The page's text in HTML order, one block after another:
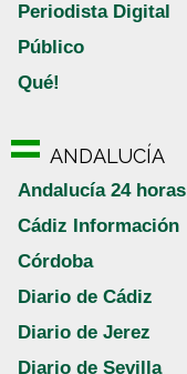
Periodista Digital
Público
Qué!
ANDALUCÍA
Andalucía 24 horas
Cádiz Información
Córdoba
Diario de Cádiz
Diario de Jerez
Diario de Sevilla